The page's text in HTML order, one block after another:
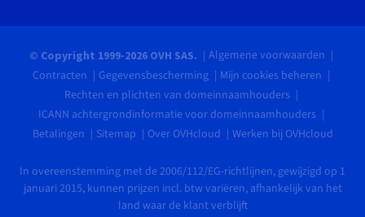
© Copyright 1999-2026 OVH SAS.
Algemene voorwaarden
Contracten
Gegevensbescherming
Mijn cookies beheren
Rechten en plichten van domeinnaamhouders
ICANN achtergrondinformatie voor domeinnaamhouders
Betalingen
Sitemap Over OVHcloud Werken bij OVHcloud
In overeenstemming met de 2006/112/EG-richtlijnen, gewijzigd op 1
januari 2015, kunnen prijzen incl. btw variëren, afhankelijk van het
land waar de klant verblijft